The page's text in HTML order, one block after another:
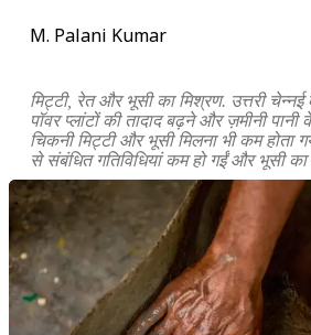
M. Palani Kumar
मिट्टी, रेत और भूसी का मिश्रण. उत्तरी चेन्नई
पॉवर प्लांटों की तादाद बढ़ने और ज़मीनी
चिकनी मिट्टी और भूसी मिलना भी कम होता
से संबंधित गतिविधियां कम हो गईं और भूसी का